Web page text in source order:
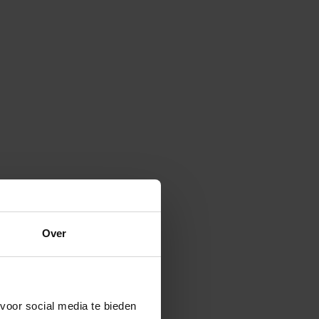
Over
social media te bieden